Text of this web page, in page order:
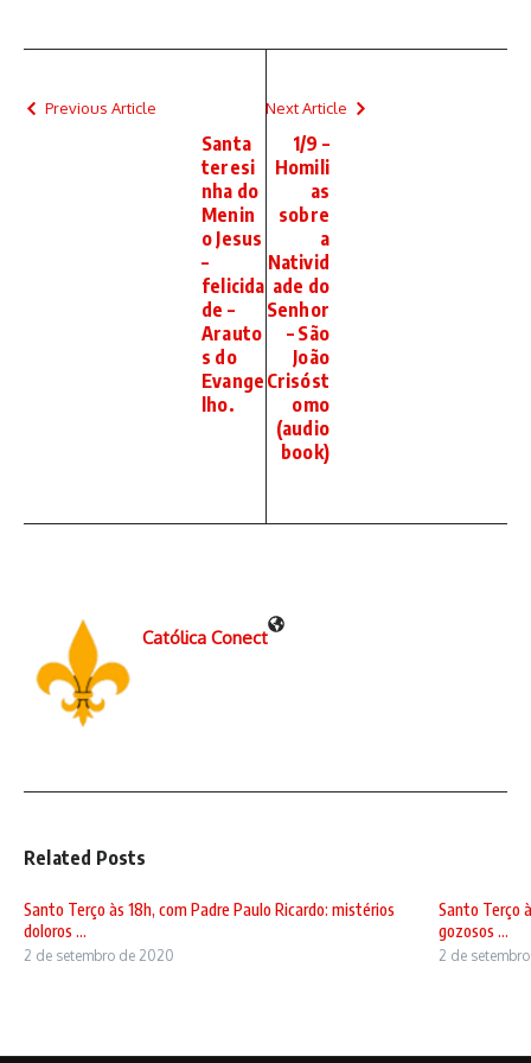
Previous Article
Santa
teresi
nha do
Menin
o Jesus
–
felicida
de –
Arauto
s do
Evange
lho.
Next Article
1/9 –
Homili
as
sobre
a
Nativid
ade do
Senhor
– São
João
Crisóst
omo
(audio
book)
Católica Conect
Related Posts
Santo Terço às 18h, com Padre Paulo Ricardo: mistérios
doloros ...
2 de setembro de 2020
Santo Terço
gozosos ...
2 de